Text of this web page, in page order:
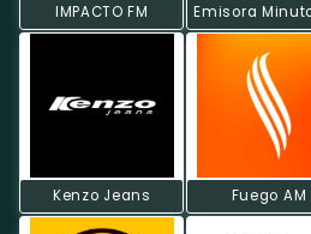
IMPACTO FM
Kenzo Jeans Fuego AM